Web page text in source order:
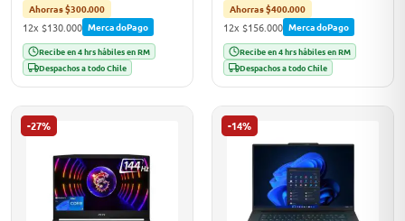
Ahorras $300.000
12x $130.000 MercadoPago
Recibe en 4 hrs hábiles en RM
Despachos a todo Chile
Ahorras $400.000
12x $156.000 MercadoPago
Recibe en 4 hrs hábiles en RM
Despachos a todo Chile
-27% -14%